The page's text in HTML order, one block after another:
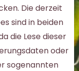
Die derzeit
sind in beiden
die Lese dieser
oder
sogenannten